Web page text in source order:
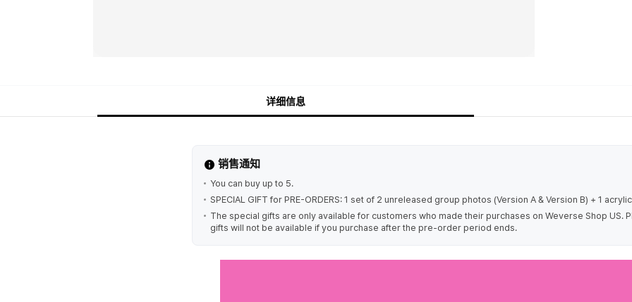
详细信息
销售通知
You can buy up to 5.
SPECIAL GIFT for PRE-ORDERS: 1 set of 2 unreleased group photos (Version A & Version B) + 1
The special gifts are only available for customers who made their purchases on Weverse Shop US.
gifts will not be available if you purchase after the pre-order period ends.